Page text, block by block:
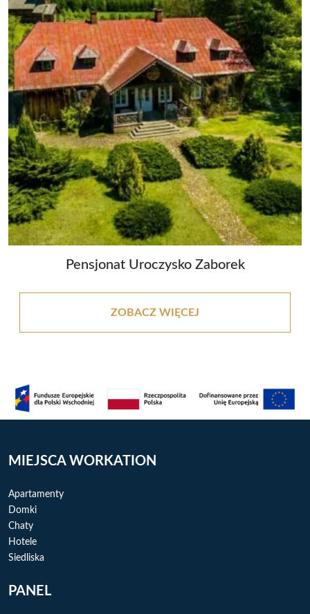
Pensjonat Uroczysko Zaborek
ZOBACZ WIĘCEJ
MIEJSCA WORKATION
Apartamenty
Domki
Chaty
Hotele
Siedliska
PANEL